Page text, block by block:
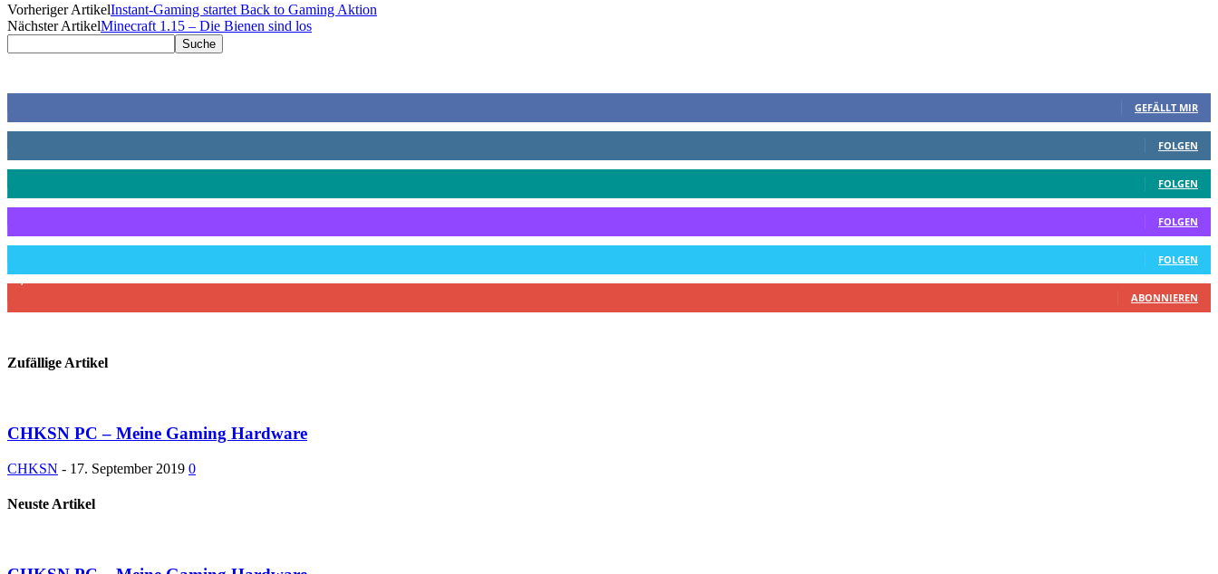
Vorheriger ArtikelInstant-Gaming startet Back to Gaming Aktion
Nächster ArtikelMinecraft 1.15 – Die Bienen sind los
GEFÄLLT MIR
FOLGEN
FOLGEN
FOLGEN
FOLGEN
ABONNIEREN
Zufällige Artikel
CHKSN PC – Meine Gaming Hardware
CHKSN - 17. September 2019 0
Neuste Artikel